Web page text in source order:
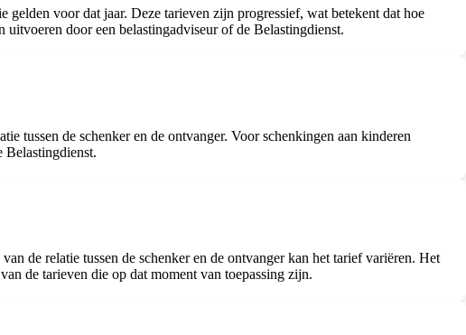
voor dat jaar. Deze tarieven zijn progressief, wat betekent dat hoe
door een belastingadviseur of de Belastingdienst.
tussen de schenker en de ontvanger. Voor schenkingen aan kinderen
Belastingdienst.
de relatie tussen de schenker en de ontvanger kan het tarief variëren. Het
de tarieven die op dat moment van toepassing zijn.